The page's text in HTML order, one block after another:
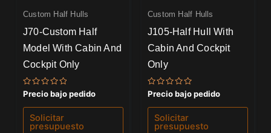
Custom Half Hulls
J70-Custom Half
Model With Cabin And
Cockpit Only
Valorado
con
0
de
Precio bajo pedido
Solicitar
presupuesto
Custom Half Hulls
J105-Half Hull With
Cabin And Cockpit
Only
Valorado
con
0
de
Precio bajo pedido
Solicitar
presupuesto